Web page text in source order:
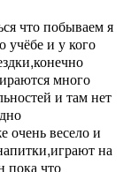
что побываем я
учёбе и у кого
много
и там нет
весело и
на
пока что